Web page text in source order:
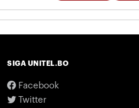
SIGA UNITEL.BO
Facebook
Twitter